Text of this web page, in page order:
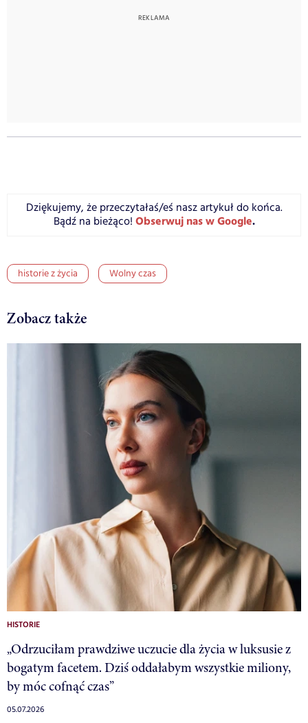
Dziękujemy, że przeczytałaś/eś nasz artykuł do końca.
Bądź na bieżąco! Obserwuj nas w Google.
historie z życia Wolny czas
Zobacz także
HISTORIE
„Odrzuciłam prawdziwe uczucie dla życia w luksusie z
bogatym facetem. Dziś oddałabym wszystkie miliony,
by móc cofnąć czas”
05.07.2026